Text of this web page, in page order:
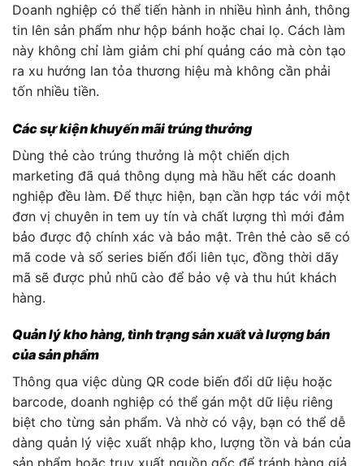
Doanh nghiệp có thể tiến hành in nhiều hình ảnh, thông
tin lên sản phẩm như hộp bánh hoặc chai lọ. Cách làm
này không chỉ làm giảm chi phí quảng cáo mà còn tạo
ra xu hướng lan tỏa thương hiệu mà không cần phải
tốn nhiều tiền.
Các sự kiện khuyến mãi trúng thưởng
Dùng thẻ cào trúng thưởng là một chiến dịch
marketing đã quá thông dụng mà hầu hết các doanh
nghiệp đều làm. Để thực hiện, bạn cần hợp tác với một
đơn vị chuyên in tem uy tín và chất lượng thì mới đảm
bảo được độ chính xác và bảo mật. Trên thẻ cào sẽ có
mã code và số series biến đổi liên tục, đồng thời dãy
mã sẽ được phủ nhũ cào để bảo vệ và thu hút khách
hàng.
Quản lý kho hàng, tình trạng sản xuất và lượng bán
của sản phẩm
Thông qua việc dùng QR code biến đổi dữ liệu hoặc
barcode, doanh nghiệp có thể gán một dữ liệu riêng
biệt cho từng sản phẩm. Và nhờ có vậy, bạn có thể dễ
dàng quản lý việc xuất nhập kho, lượng tồn và bán của